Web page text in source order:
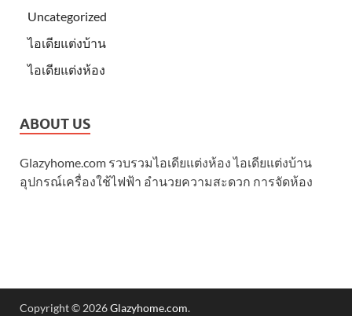
Uncategorized
ไอเดียแต่งบ้าน
ไอเดียแต่งห้อง
ABOUT US
Glazyhome.com รวบรวมไอเดียแต่งห้อง ไอเดียแต่งบ้าน
อุปกรณ์เครื่องใช้ไฟฟ้า อำนวยความสะดวก การจัดห้อง
Copyright © 2026Glazyhome.com.